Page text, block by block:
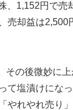
、1,152円で売
売却益は2,500
その後微妙に上
て塩漬けになっ
やれやれ売り」